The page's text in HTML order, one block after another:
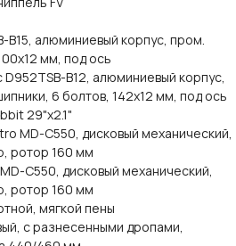
B15, алюминиевый корпус, пром.
мм, под ось
B12, алюминиевый корпус,
6 болтов, 142х12 мм, под ось
29"x2.1"
MD-C550, дисковый механический,
ротор 160 мм
C550, дисковый механический,
ротор 160 мм
мягкой пены
с разнесенными дропами,